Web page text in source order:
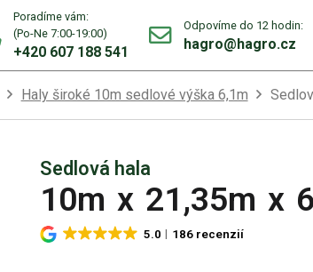
Poradíme vám:
(Po-Ne 7:00-19:00)
+420 607 188 541
Odpovíme do 12 hodin:
hagro@hagro.cz
Haly široké 10m sedlové výška 6,1m
Sedlová hala
10m x 21,35m x
5.0 186 recenzií